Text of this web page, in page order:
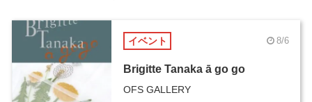
イベント 8/6
Brigitte Tanaka ā go go
OFS GALLERY